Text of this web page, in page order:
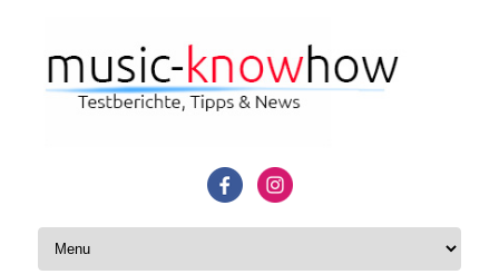
Zum Inhalt springen